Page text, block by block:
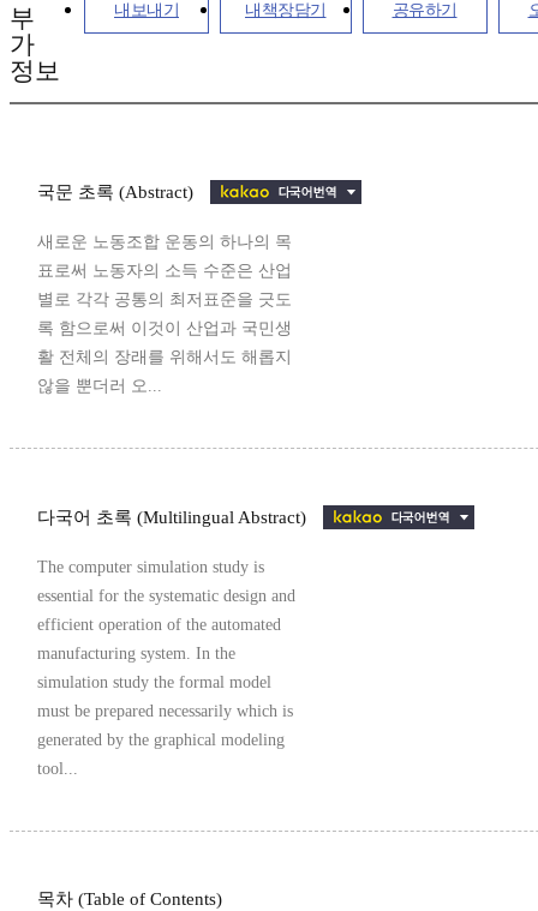
내보내기 내책장담기 공유하기
부
가
정보
국문 초록 (Abstract)
새로운 노동조합 운동의 하나의 목
표로써 노동자의 소득 수준은 산업
별로 각각 공통의 최저표준을 긋도
록 함으로써 이것이 산업과 국민생
활 전체의 장래를 위해서도 해롭지
않을 뿐더러 오...
다국어 초록 (Multilingual Abstract)
The computer simulation study is
essential for the systematic design and
efficient operation of the automated
manufacturing system. In the
simulation study the formal model
must be prepared necessarily which is
generated by the graphical modeling
tool...
목차 (Table of Contents)